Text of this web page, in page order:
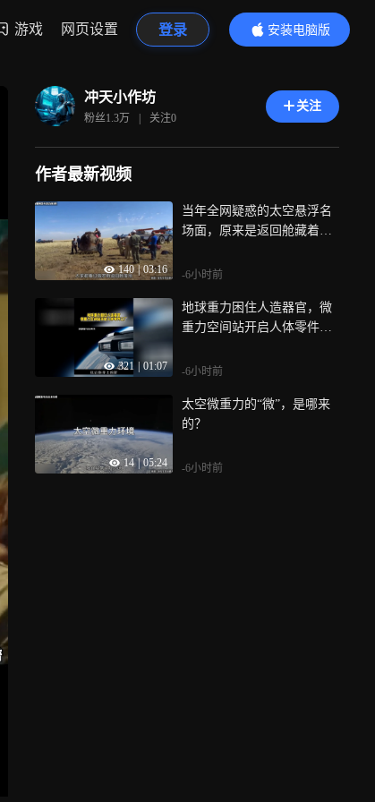
游戏 网页设置 登录
安装电脑版
内容更精彩
冲天小作坊
粉丝1.3万 | 关注0
关注
作者最新视频
140 03:16
当年全网疑惑的太空悬浮名
场面，原来是返回舱藏着机
-6小时前
321 01:07
地球重力困住人造器官，微
重力空间站开启人体零件工
-6小时前
14 | 05:24
太空微重力的“微”，是哪来
的？
-6小时前